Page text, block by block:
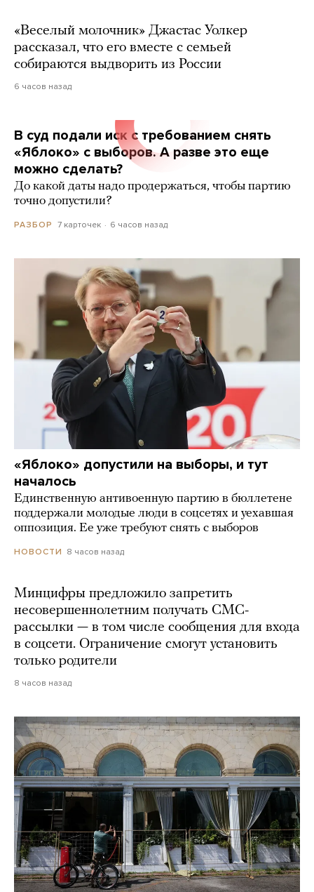
«Веселый молочник» Джастас Уолкер
рассказал, что его вместе с семьей
собираются выдворить из России
6 часов назад
В суд подали иск с требованием снять
«Яблоко» с выборов. А разве это еще
можно сделать?
До какой даты надо продержаться, чтобы партию
точно допустили?
РАЗБОР 7 карточек 6 часов назад
«Яблоко» допустили на выборы, и тут
началось
Единственную антивоенную партию в бюллетене
поддержали молодые люди в соцсетях и уехавшая
оппозиция. Ее уже требуют снять с выборов
НОВОСТИ 8 часов назад
Минцифры предложило запретить
несовершеннолетним получать СМС-
рассылки — в том числе сообщения для входа
в соцсети. Ограничение смогут установить
только родители
8 часов назад